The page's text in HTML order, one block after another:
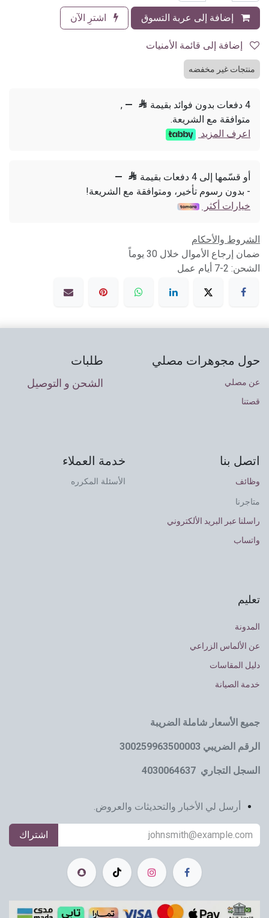
إضافة إلى عربة التسوق اشترِ الآن
منتجات غير مخفضه
4 دفعات بدون فوائد بقيمة 
—
,
متوافقة مع الشريعة.
اعرف المزيد
أو قسّمها إلى 4 دفعات بقيمة 
—
- بدون رسوم تأخير، ومتوافقة مع الشريعة!
خيارات أكثر
الشروط والأحكام
ضمان إرجاع الأموال خلال 30 يوماً
الشحن: 2-7 أيام عمل
حول مجوهرات مصلي
عن مصلي
قصتنا
طلبات
الشحن و التوصيل
اتصل بنا
وظائف
متاجرنا
راسلنا عبر البريد الألكتروني
واتساب
خدمة العملاء
الأسئلة المكرره
تعليم
المدونة
عن الألماس الزراعي
دليل المقاسات
خدمة الصيانة
جميع الأسعار شاملة الضريبة
الرقم الضريبي 300259963500003
السجل التجاري 4030064637
أرسل لي الأخبار والتحديثات والعروض.
اشتراك